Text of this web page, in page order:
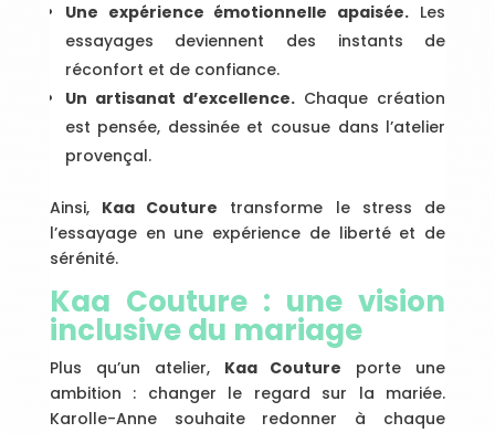
Une expérience émotionnelle apaisée. Les
essayages deviennent des instants de
réconfort et de confiance.
Un artisanat d’excellence. Chaque création
est pensée, dessinée et cousue dans l’atelier
provençal.
Ainsi, Kaa Couture transforme le stress de
l’essayage en une expérience de liberté et de
sérénité.
Kaa Couture : une vision
inclusive du mariage
Plus qu’un atelier, Kaa Couture porte une
ambition : changer le regard sur la mariée.
Karolle-Anne souhaite redonner à chaque